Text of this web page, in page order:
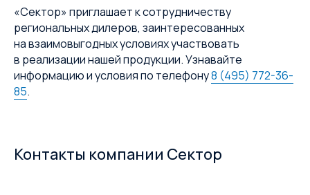
«Сектор» приглашает к сотрудничеству
региональных дилеров, заинтересованных
на взаимовыгодных условиях участвовать
в реализации нашей продукции. Узнавайте
информацию и условия по телефону8 (495) 772-36-
85.
Контакты компании Сектор